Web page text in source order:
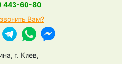
443-60-80
Вам?
г. Киев,